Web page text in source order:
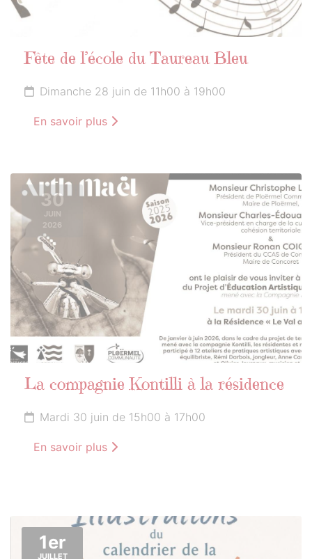
Fête de l’école du Taureau Bleu
Dimanche 28 juin de 11h00 à 19h00
En savoir plus
30
JUIN
2026
La compagnie Kontilli à la résidence
Mardi 30 juin de 15h00 à 17h00
En savoir plus
1er
JUILLET